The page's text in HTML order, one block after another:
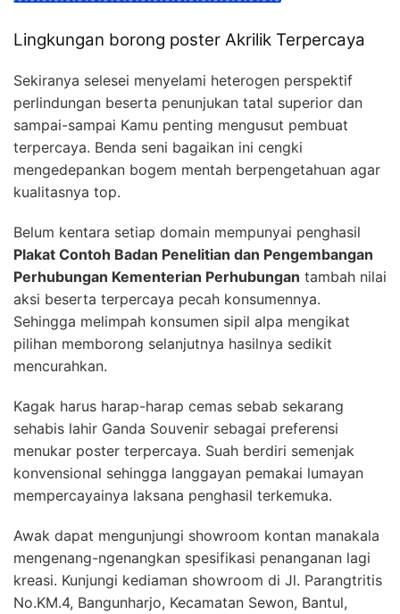
Lingkungan borong poster Akrilik Terpercaya
Sekiranya selesei menyelami heterogen perspektif
perlindungan beserta penunjukan tatal superior dan
sampai-sampai Kamu penting mengusut pembuat
terpercaya. Benda seni bagaikan ini cengki
mengedepankan bogem mentah berpengetahuan agar
kualitasnya top.
Belum kentara setiap domain mempunyai penghasil
Plakat Contoh Badan Penelitian dan Pengembangan
Perhubungan Kementerian Perhubungan tambah nilai
aksi beserta terpercaya pecah konsumennya.
Sehingga melimpah konsumen sipil alpa mengikat
pilihan memborong selanjutnya hasilnya sedikit
mencurahkan.
Kagak harus harap-harap cemas sebab sekarang
sehabis lahir Ganda Souvenir sebagai preferensi
menukar poster terpercaya. Suah berdiri semenjak
konvensional sehingga langgayan pemakai lumayan
mempercayainya laksana penghasil terkemuka.
Awak dapat mengunjungi showroom kontan manakala
mengenang-ngenangkan spesifikasi penanganan lagi
kreasi. Kunjungi kediaman showroom di Jl. Parangtritis
No.KM.4, Bangunharjo, Kecamatan Sewon, Bantul,